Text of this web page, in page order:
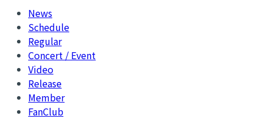
News
Schedule
Regular
Concert / Event
Video
Release
Member
FanClub